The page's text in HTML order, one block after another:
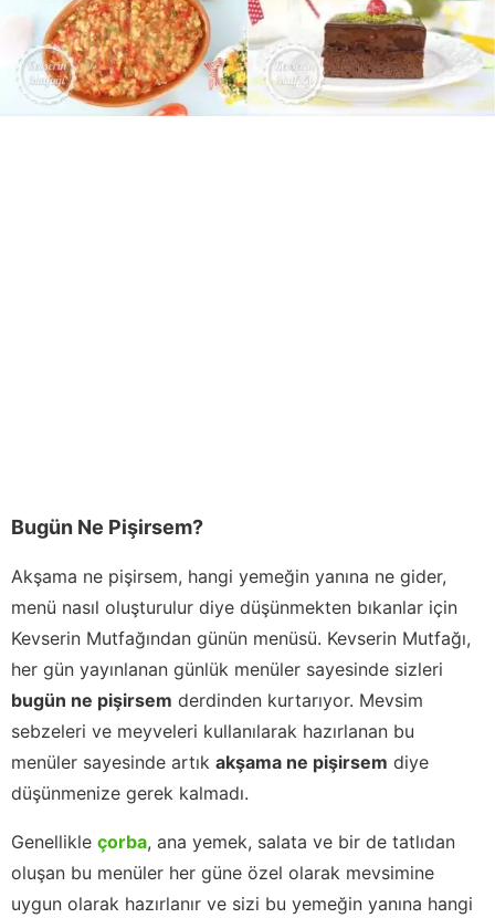
Bugün Ne Pişirsem?
Akşama ne pişirsem, hangi yemeğin yanına ne gider,
menü nasıl oluşturulur diye düşünmekten bıkanlar için
Kevserin Mutfağından günün menüsü. Kevserin Mutfağı,
her gün yayınlanan günlük menüler sayesinde sizleri
bugün ne pişirsem derdinden kurtarıyor. Mevsim
sebzeleri ve meyveleri kullanılarak hazırlanan bu
menüler sayesinde artık akşama ne pişirsem diye
düşünmenize gerek kalmadı.
Genellikle çorba, ana yemek, salata ve bir de tatlıdan
oluşan bu menüler her güne özel olarak mevsimine
uygun olarak hazırlanır ve sizi bu yemeğin yanına hangi